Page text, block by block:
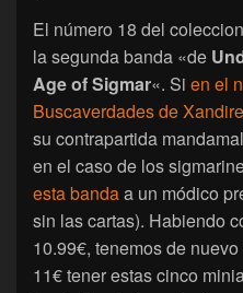
El número 18 del
la segunda banda «de
Age of Sigmar«. Si en el
Buscaverdades de Xandire
su contrapartida
en el caso de los
esta bandaa un módico
sin las cartas). Habiendo
10.99€, tenemos de
11€ tener estas cinco